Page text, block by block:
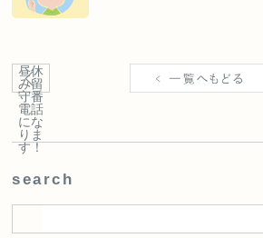
昼休
み留
守番
電話
にな
りま
す！
search